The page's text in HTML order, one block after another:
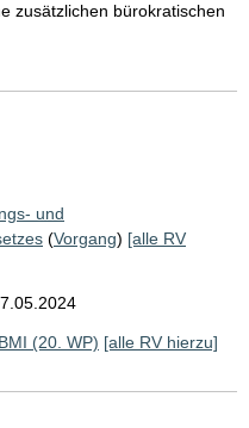
zusätzlichen bürokratischen
und
(Vorgang) [alle RV
BMI (20. WP) [alle RV hierzu]